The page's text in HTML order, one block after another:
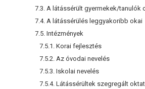
7.3. A látássérült gyermekek/tanulók
7.4. A látássérülés leggyakoribb okai
7.5. Intézmények
7.5.1. Korai fejlesztés
7.5.2. Az óvodai nevelés
7.5.3. Iskolai nevelés